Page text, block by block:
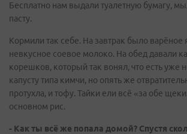
Бесплатно нам выдали туалетную бумагу,
пасту.
Кормили так себе. На завтрак было варёное
невкусное соевое молоко. На обед давали
корешков, который так вонял, что есть уже
капусту типа кимчи, но опять же
протухла, и тофу. Тайки ели всё «за обе
основном рис.
- Как ты всё же попала домой? Спустя